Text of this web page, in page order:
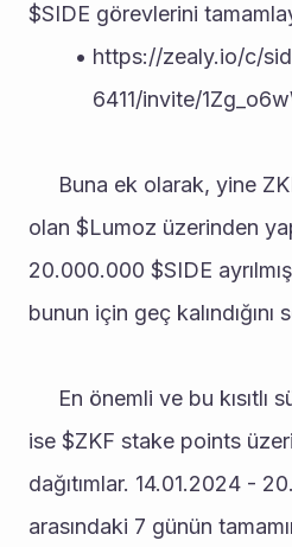
$SIDE görevlerini
https://zealy.io/c/
6411/invite/
olan $Lumoz üzerinden
20.000.000 $SIDE
bunun için geç kalındığını
ise $ZKF stake points
dağıtımlar. 14.01.2024 -
arasındaki 7 günün